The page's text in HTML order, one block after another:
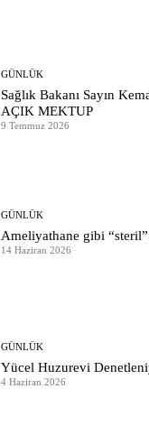
GÜNLÜK
Sağlık Bakanı Sayın
AÇIK MEKTUP
9 Temmuz 2026
GÜNLÜK
Ameliyathane gibi
14 Haziran 2026
GÜNLÜK
Yücel Huzurevi
4 Haziran 2026